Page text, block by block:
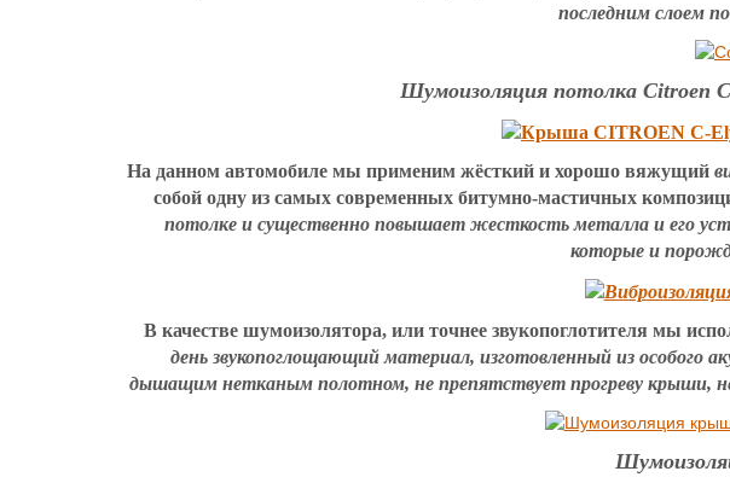
последним слоем
Шумоизоляция потолка Citroen
На данном автомобиле мы применим жёсткий и хорошо вяжущий
собой одну из самых современных битумно-мастичных
потолке и существенно повышает жесткость металла и его
которые и
В качестве шумоизолятора, или точнее звукопоглотителя мы
день звукопоглощающий материал, изготовленный из
дышащим нетканым полотном, не препятствует прогреву крыши, не